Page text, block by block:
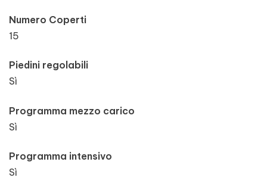
Numero Coperti
15
Piedini regolabili
Sì
Programma mezzo carico
Sì
Programma intensivo
Sì